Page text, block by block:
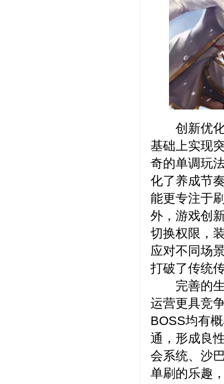
创新优化
基础上实现
奇的单调玩
化了养成节
能更专注于
外，游戏创
切换权限，
应对不同场
打破了传统
完善的生
运营更具竞
BOSS均有
通，形成良
会系统、沙
单刷的乐趣